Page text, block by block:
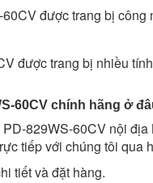
được trang bị công
được trang bị nhiều
60CV chính hãng ở
829WS-60CV nội
tiếp với chúng tôi qua
tiết và đặt hàng.